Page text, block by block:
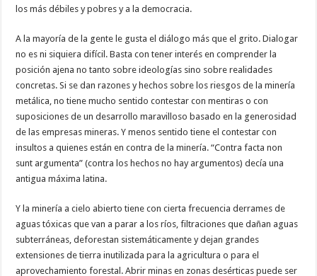
los más débiles y pobres y a la democracia.
A la mayoría de la gente le gusta el diálogo más que el grito. Dialogar
no es ni siquiera difícil. Basta con tener interés en comprender la
posición ajena no tanto sobre ideologías sino sobre realidades
concretas. Si se dan razones y hechos sobre los riesgos de la minería
metálica, no tiene mucho sentido contestar con mentiras o con
suposiciones de un desarrollo maravilloso basado en la generosidad
de las empresas mineras. Y menos sentido tiene el contestar con
insultos a quienes están en contra de la minería. “Contra facta non
sunt argumenta” (contra los hechos no hay argumentos) decía una
antigua máxima latina.
Y la minería a cielo abierto tiene con cierta frecuencia derrames de
aguas tóxicas que van a parar a los ríos, filtraciones que dañan aguas
subterráneas, deforestan sistemáticamente y dejan grandes
extensiones de tierra inutilizada para la agricultura o para el
aprovechamiento forestal. Abrir minas en zonas desérticas puede ser